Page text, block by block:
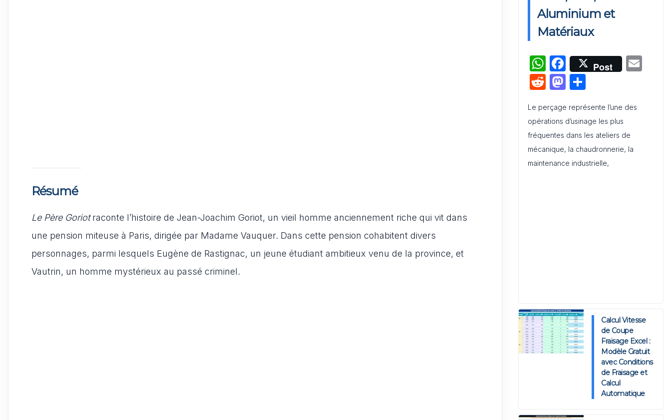
Résumé
Le Père Goriotraconte l’histoire de Jean-Joachim Goriot, un vieil homme anciennement riche qui vit dans
une pension miteuse à Paris, dirigée par Madame Vauquer. Dans cette pension cohabitent divers
personnages, parmi lesquels Eugène de Rastignac, un jeune étudiant ambitieux venu de la province, et
Vautrin, un homme mystérieux au passé criminel.
Activation de Marque : Mise en
Œuvre et Modèle de Feuille de
Route
Audit de Communication
Interne et Externe : Canevas
Word
Aluminium et
Matériaux
W
h
at
s
A
p
p
F
a
c
e
b
o
o
Post
R
d
di
t
M
st
o
d
o
ta
g
er
Le perçage représente l’une des
opérations d’usinage les plus
fréquentes dans les ateliers de
mécanique, la chaudronnerie, la
maintenance industrielle,
Calcul Vitesse
de Coupe
Fraisage Excel :
Modèle Gratuit
avec Conditions
de Fraisage et
Calcul
Automatique